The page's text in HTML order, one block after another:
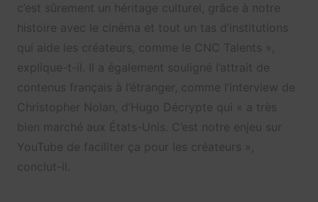
c’est sûrement un héritage culturel, grâce à notre
histoire avec le cinéma et tout un tas d’institutions
qui aide les créateurs, comme le CNC Talents »,
explique-t-il. Il a également souligné l’attrait de
contenus français à l’étranger, comme l’interview de
Christopher Nolan, d’Hugo Décrypte qui « a très
bien marché aux États-Unis. C’est notre enjeu sur
YouTube de faciliter ça pour les créateurs »,
conclut-il.